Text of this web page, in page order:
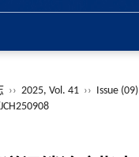
›› 2025, Vol. 41 ›› Issue (09)